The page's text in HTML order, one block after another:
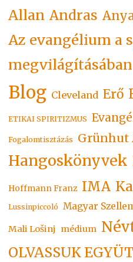
Allan Andras
Az evangélium a
megvilágításában
Blog Cleveland Erő
ETIKAI SPIRITIZMUS
Fogalomtisztázás Grünhut
Hangoskönyvek
Hoffmann Franz IMA
Lussinpiccoló Magyar
Mali Lošinj médium
OLVASSUK